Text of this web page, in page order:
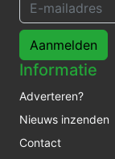
Aanmelden
Informatie
Adverteren?
Nieuws inzenden
Contact